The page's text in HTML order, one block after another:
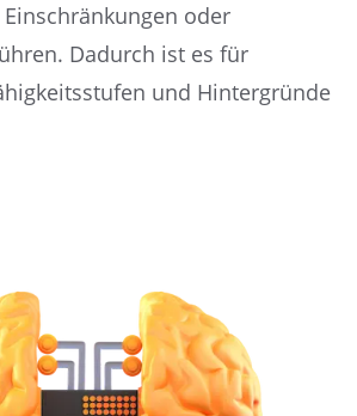
oder
Dadurch ist es für
und Hintergründe